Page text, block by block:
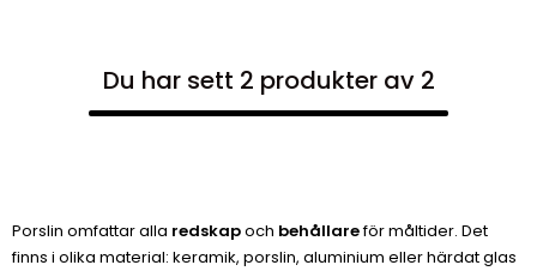
Du har sett 2 produkter av 2
Porslin omfattar alla redskapoch behållareför måltider. Det
finns i olika material: keramik, porslin, aluminium eller härdat glas